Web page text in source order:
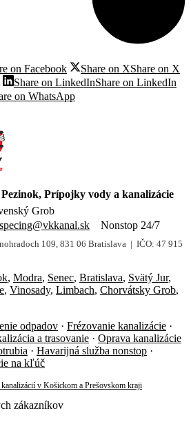
on Facebook Share on XShare on X
Share on LinkedInShare on LinkedIn
on WhatsApp
Prípojky vody a kanalizácie
Grob
Nonstop 24/7
109, 831 06 Bratislava | IČO: 47 915
, Modra, Senec, Bratislava, Svätý Jur,
, Vinosady, Limbach, Chorvátsky Grob,
odpadov · Frézovanie kanalizácie ·
a trasovanie · Oprava kanalizácie
· Havarijná služba nonstop ·
na kľúč
v Košickom a Prešovskom kraji
zákazníkov